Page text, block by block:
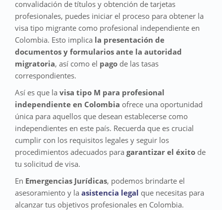
convalidación de títulos y obtención de tarjetas
profesionales, puedes iniciar el proceso para obtener la
visa tipo migrante como profesional independiente en
Colombia. Esto implica la presentación de
documentos y formularios ante la autoridad
migratoria, así como el pago de las tasas
correspondientes.
Así es que la visa tipo M para profesional
independiente en Colombia ofrece una oportunidad
única para aquellos que desean establecerse como
independientes en este país. Recuerda que es crucial
cumplir con los requisitos legales y seguir los
procedimientos adecuados para garantizar el éxito de
tu solicitud de visa.
En Emergencias Jurídicas, podemos brindarte el
asesoramiento y la asistencia legal que necesitas para
alcanzar tus objetivos profesionales en Colombia.